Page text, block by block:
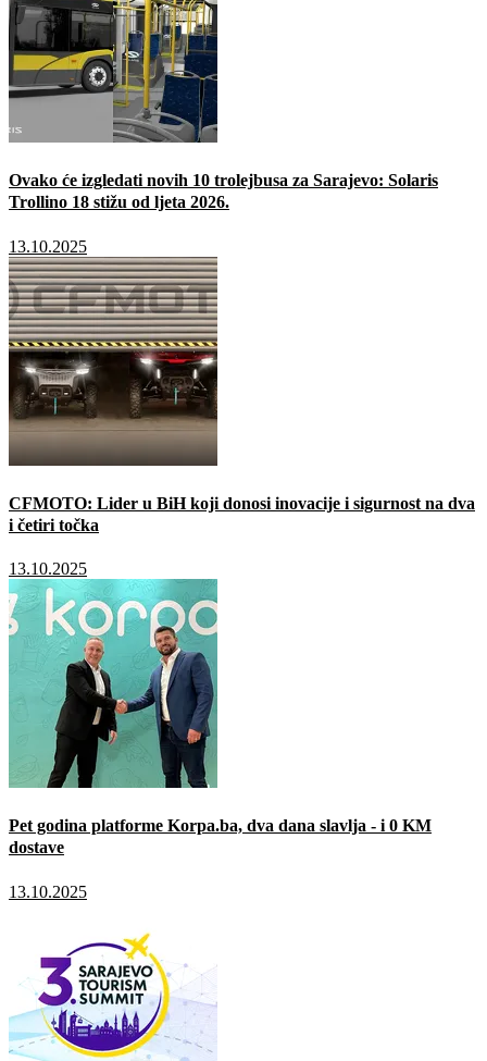
Ovako će izgledati novih 10 trolejbusa za Sarajevo: Solaris
Trollino 18 stižu od ljeta 2026.
13.10.2025
CFMOTO: Lider u BiH koji donosi inovacije i sigurnost na dva
i četiri točka
13.10.2025
Pet godina platforme Korpa.ba, dva dana slavlja - i 0 KM
dostave
13.10.2025